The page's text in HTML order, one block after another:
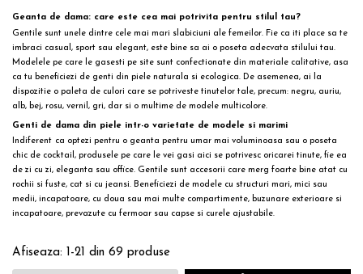
Moda Prosper
Otter
Prego
Geanta de dama: care este cea mai potrivita pentru stilul tau?
Gentile sunt unele dintre cele mai mari slabiciuni ale femeilor. Fie ca iti place sa te
imbraci casual , sport sau elegant, este bine sa ai o poseta adecvata stilului tau.
Modelele pe care le gasesti pe site sunt confectionate din materiale calitative, asa
ca tu beneficiezi de genti din piele naturala si ecologica. De asemenea, ai la
dispozitie o paleta de culori care se potriveste tinutelor tale, precum: negru, auriu,
alb, bej, rosu, vernil, gri, dar si o multime de modele multicolore.
Genti de dama din piele intr-o varietate de modele si marimi
Indiferent ca optezi pentru o geanta pentru umar mai voluminoasa sau o poseta
chic de cocktail, produsele pe care le vei gasi aici se potrivesc oricarei tinute, fie ea
de zi cu zi, eleganta sau office. Gentile sunt accesorii care merg foarte bine atat cu
rochii si fuste, cat si cu jeansi. Beneficiezi de modele cu structuri mari, mici sau
medii, incapatoare, cu doua sau mai multe compartimente, buzunare exterioare si
incapatoare, prevazute cu fermoar sau capse si curele ajustabile.
Afiseaza: 1-21 din 69 produse